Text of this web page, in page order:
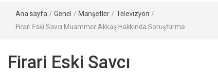
Haberleri,
Ana sayfa / Genel / Manşetler / Televizyon /
Firari Eski Savcı Muammer Akkaş Hakkında Soruşturma
Firari Eski Savcı